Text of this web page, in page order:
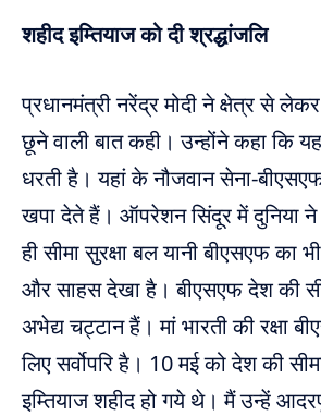
शहीद इम्तियाज को दी श्रद्धांजलि
प्रधानमंत्री नरेंद्र मोदी ने क्षेत्र से
छूने वाली बात कही। उन्होंने कहा कि
धरती है। यहां के नौजवान सेना-
खपा देते हैं। ऑपरेशन सिंदूर में दुनिया ने
ही सीमा सुरक्षा बल यानी बीएसएफ का
और साहस देखा है। बीएसएफ देश की
अभेद्य चट्टान हैं। मां भारती की रक्षा
लिए सर्वोपरि है। 10 मई को देश की
इम्तियाज शहीद हो गये थे। मैं उन्हें